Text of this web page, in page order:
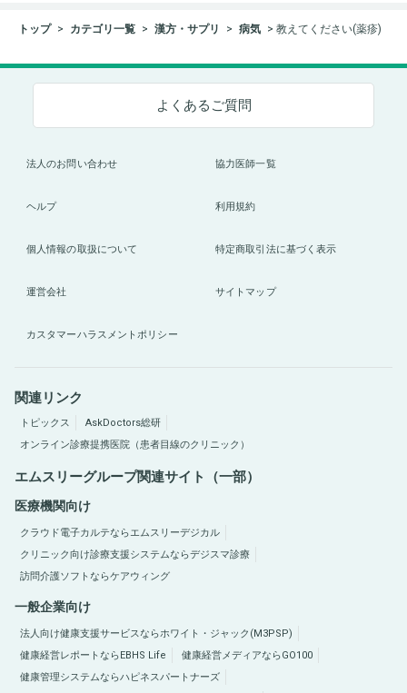
トップ カテゴリ一覧 漢方・サプリ 病気 教えてください(薬疹)
よくあるご質問
法人のお問い合わせ 協力医師一覧
ヘルプ 利用規約
個人情報の取扱について 特定商取引法に基づく表示
運営会社 サイトマップ
カスタマーハラスメントポリシー
関連リンク
トピックス
AskDoctors総研
オンライン診療提携医院（患者目線のクリニック）
エムスリーグループ関連サイト（一部）
医療機関向け
クラウド電子カルテならエムスリーデジカル
クリニック向け診療支援システムならデジスマ診療
訪問介護ソフトならケアウィング
一般企業向け
法人向け健康支援サービスならホワイト・ジャック(M3PSP)
健康経営レポートならEBHS Life
健康経営メディアならGO100
健康管理システムならハピネスパートナーズ